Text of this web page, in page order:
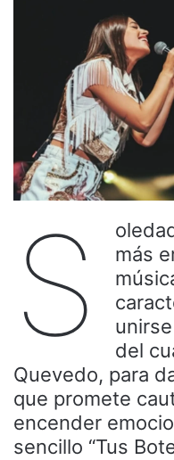
S
más
del
Quevedo, para
que promete
encender
sencillo “Tus